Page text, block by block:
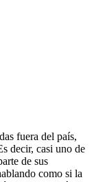
fuera del país,
decir, casi uno de
de sus
como si la